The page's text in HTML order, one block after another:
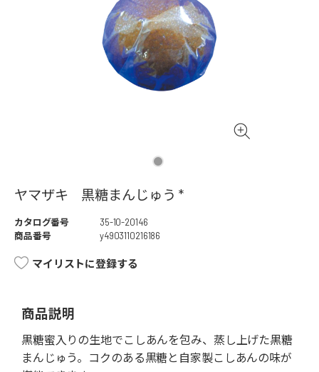
ヤマザキ 黒糖まんじゅう *
カタログ番号
35-10-20146
商品番号
y4903110216186
マイリストに登録する
商品説明
黒糖蜜入りの生地でこしあんを包み、蒸し上げた黒糖
まんじゅう。コクのある黒糖と自家製こしあんの味が